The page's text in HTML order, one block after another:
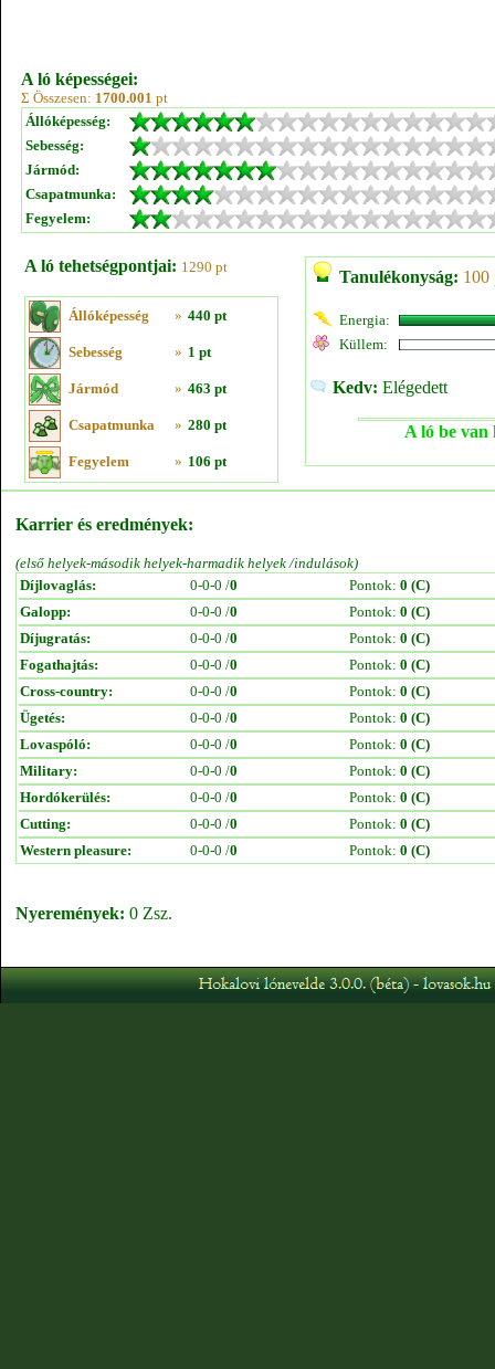
A ló képességei:
Σ Összesen: 1700.001 pt
Állóképesség:
Sebesség:
Jármód:
Csapatmunka:
Fegyelem:
A ló tehetségpontjai: 1290 pt
Állóképesség » 440 pt
Sebesség » 1 pt
Jármód » 463 pt
Csapatmunka » 280 pt
Fegyelem » 106 pt
Tanulékonyság: 100
Energia:
Küllem:
Kedv: Elégedett
A ló be van
Karrier és eredmények:
(első helyek-második helyek-harmadik helyek /indulások)
Díjlovaglás:
0-0-0 /0 Pontok: 0 (C)
Galopp:
0-0-0 /0 Pontok: 0 (C)
Díjugratás:
0-0-0 /0 Pontok: 0 (C)
Fogathajtás:
0-0-0 /0 Pontok: 0 (C)
Cross-country:
0-0-0 /0 Pontok: 0 (C)
Ügetés:
0-0-0 /0 Pontok: 0 (C)
Lovaspóló:
0-0-0 /0 Pontok: 0 (C)
Military:
0-0-0 /0 Pontok: 0 (C)
Hordókerülés:
0-0-0 /0 Pontok: 0 (C)
Cutting:
0-0-0 /0 Pontok: 0 (C)
Western pleasure:
0-0-0 /0 Pontok: 0 (C)
Nyeremények: 0 Zsz.